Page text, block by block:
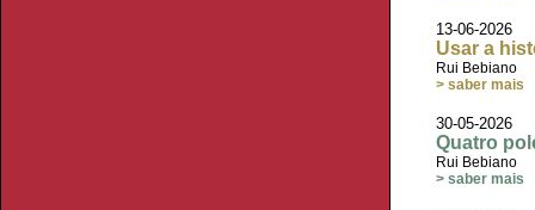
13-06-
Usar a
Rui Bebiano
> saber mais
30-05-
Quatro
Rui Bebiano
> saber mais